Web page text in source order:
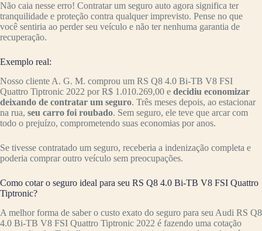
Não caia nesse erro! Contratar um seguro auto agora significa ter
tranquilidade e proteção contra qualquer imprevisto. Pense no que
você sentiria ao perder seu veículo e não ter nenhuma garantia de
recuperação.
Exemplo real:
Nosso cliente A. G. M. comprou um RS Q8 4.0 Bi-TB V8 FSI
Quattro Tiptronic 2022 por R$ 1.010.269,00 e decidiu economizar
deixando de contratar um seguro. Três meses depois, ao estacionar
na rua, seu carro foi roubado. Sem seguro, ele teve que arcar com
todo o prejuízo, comprometendo suas economias por anos.
Se tivesse contratado um seguro, receberia a indenização completa e
poderia comprar outro veículo sem preocupações.
Como cotar o seguro ideal para seu RS Q8 4.0 Bi-TB V8 FSI Quattro
Tiptronic?
A melhor forma de saber o custo exato do seguro para seu Audi RS Q8
4.0 Bi-TB V8 FSI Quattro Tiptronic 2022 é fazendo uma cotação